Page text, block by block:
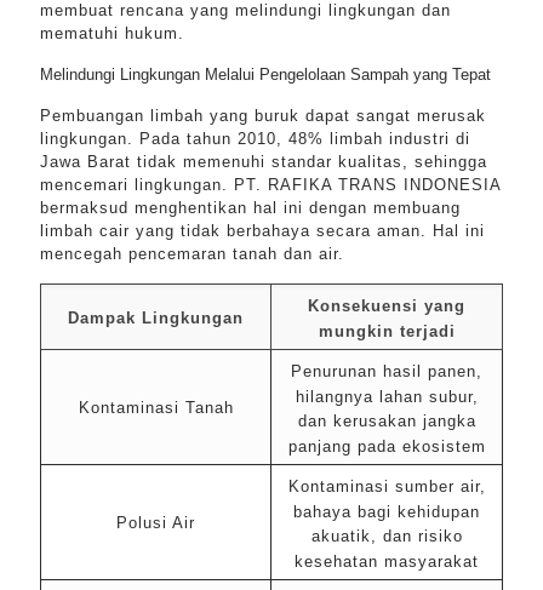
membuat rencana yang melindungi lingkungan dan
mematuhi hukum.
Melindungi Lingkungan Melalui Pengelolaan Sampah yang Tepat
Pembuangan limbah yang buruk dapat sangat merusak
lingkungan. Pada tahun 2010, 48% limbah industri di
Jawa Barat tidak memenuhi standar kualitas, sehingga
mencemari lingkungan. PT. RAFIKA TRANS INDONESIA
bermaksud menghentikan hal ini dengan membuang
limbah cair yang tidak berbahaya secara aman. Hal ini
mencegah pencemaran tanah dan air.
Dampak Lingkungan
Konsekuensi yang
mungkin terjadi
Kontaminasi Tanah
Penurunan hasil panen,
hilangnya lahan subur,
dan kerusakan jangka
panjang pada ekosistem
Polusi Air
Kontaminasi sumber air,
bahaya bagi kehidupan
akuatik, dan risiko
kesehatan masyarakat